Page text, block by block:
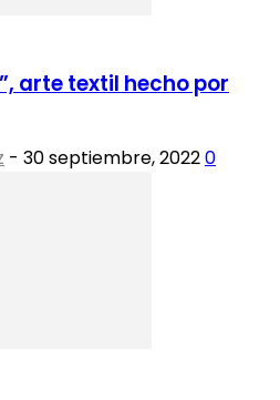
arte textil hecho por
- 30 septiembre, 20220